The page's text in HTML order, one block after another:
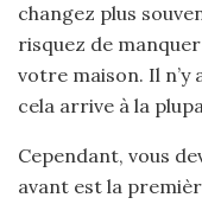
changez plus
risquez de
votre maison. Il n’y
cela arrive à la
Cependant, vous
avant est la